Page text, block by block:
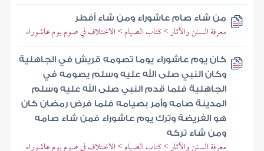
من شاء صام عاشوراء ومن شاء أفطر
معرفة السنن والآثار > كتاب الصيام > الاختلاف في صوم يوم عاشوراء
كان يوم عاشوراء يوما تصومه قريش في الجاهلية
وكان النبي صلى الله عليه وسلم يصومه في
الجاهلية فلما قدم النبي صلى الله عليه وسلم
المدينة صامه وأمر بصيامه فلما فرض رمضان كان
هو الفريضة وترك يوم عاشوراء فمن شاء صامه
ومن شاء تركه
معرفة السنن والآثار > كتاب الصيام > الاختلاف في صوم يوم عاشوراء